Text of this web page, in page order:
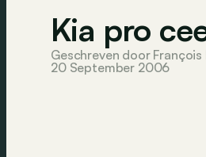
Kia pro
Geschreven door
20 September 2006